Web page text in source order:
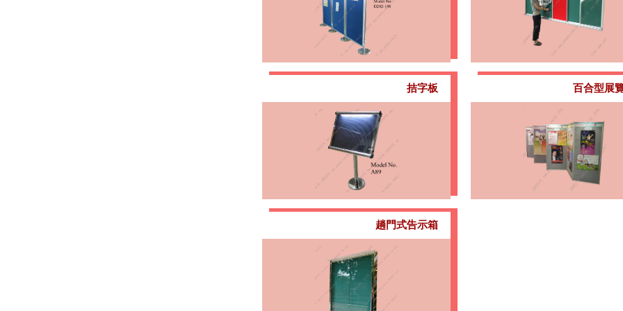
拮字板 百合型展
趟門式告示箱